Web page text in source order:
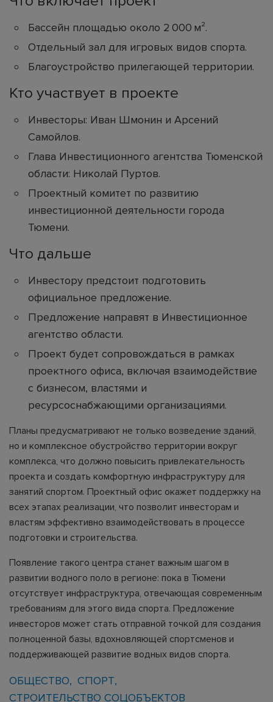
Бассейн площадью около 2 000 м².
Отдельный зал для игровых видов спорта.
Благоустройство прилегающей территории.
Кто участвует в проекте
Инвесторы: Иван Шмонин и Арсений
Самойлов.
Глава Инвестиционного агентства Тюменской
области: Николай Пуртов.
Проектный комитет по развитию
инвестиционной деятельности города
Тюмени.
Что дальше
Инвестору предстоит подготовить
официальное предложение.
Предложение направят в Инвестиционное
агентство области.
Проект будет сопровождаться в рамках
проектного офиса, включая взаимодействие
с бизнесом, властями и
ресурсоснабжающими организациями.
Планы предусматривают не только возведение зданий,
но и комплексное обустройство территории вокруг
комплекса, что должно повысить привлекательность
проекта и создать комфортную инфраструктуру для
занятий спортом. Проектный офис окажет поддержку на
всех этапах реализации, что позволит инвесторам и
властям эффективно взаимодействовать в процессе
подготовки и строительства.
Появление такого центра станет важным шагом в
развитии водного поло в регионе: пока в Тюмени
отсутствует инфраструктура, отвечающая современным
требованиям для этого вида спорта. Предложение
инвесторов может стать отправной точкой для создания
полноценной базы, вдохновляющей спортсменов и
поддерживающей развитие водных видов спорта.
ОБЩЕСТВО
СПОРТ
СТРОИТЕЛЬСТВО СОЦОБЪЕКТОВ